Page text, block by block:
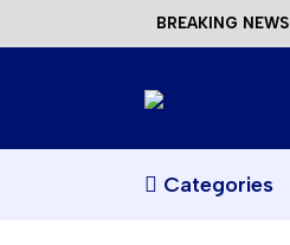
BREAKING NEWS
Categories